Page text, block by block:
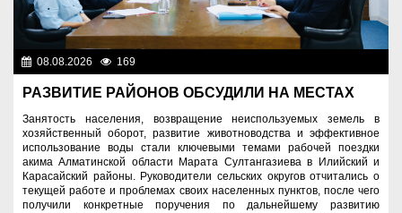
08.08.2026 169
РАЗВИТИЕ РАЙОНОВ ОБСУДИЛИ НА МЕСТАХ
Занятость населения, возвращение неиспользуемых земель в
хозяйственный оборот, развитие животноводства и эффективное
использование воды стали ключевыми темами рабочей поездки
акима Алматинской области Марата Султангазиева в Илийский и
Карасайский районы. Руководители сельских округов отчитались о
текущей работе и проблемах своих населенных пунктов, после чего
получили конкретные поручения по дальнейшему развитию